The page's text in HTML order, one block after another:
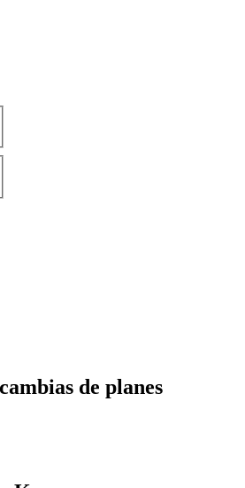
de planes